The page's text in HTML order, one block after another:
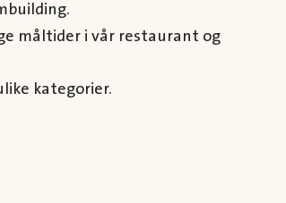
måltider i vår restaurant og
kategorier.